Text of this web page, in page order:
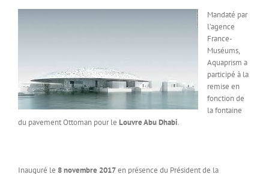
Mandaté par
l’agence
France-
Muséums,
Aquaprism a
participé à la
remise en
fonction de
la fontaine
du pavement Ottoman pour le Louvre Abu Dhabi.
Inauguré le 8 novembre 2017en présence du Président de la